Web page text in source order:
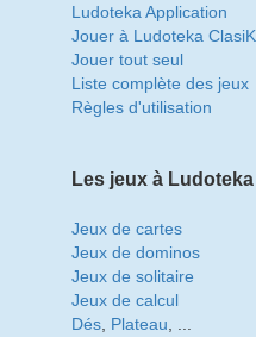
Ludoteka Application
Jouer à Ludoteka
Jouer tout seul
Liste complète des jeux
Règles d'utilisation
Les jeux à Ludoteka
Jeux de cartes
Jeux de dominos
Jeux de solitaire
Jeux de calcul
Dés, Plateau, ...